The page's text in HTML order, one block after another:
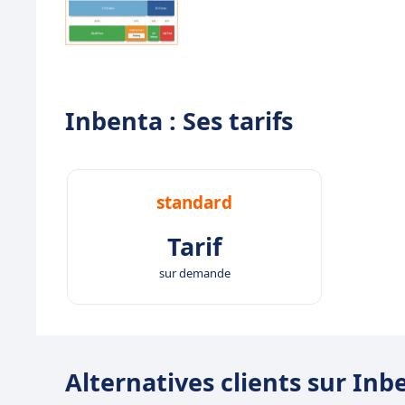
Inbenta : Ses tarifs
standard
Tarif
sur demande
Alternatives clients sur